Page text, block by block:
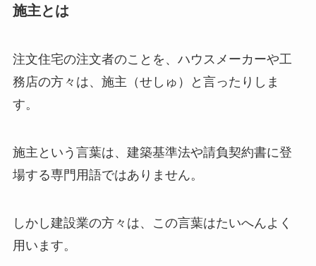
施主とは
注文住宅の注文者のことを、ハウスメーカーや工
務店の方々は、施主（せしゅ）と言ったりしま
す。
施主という言葉は、建築基準法や請負契約書に登
場する専門用語ではありません。
しかし建設業の方々は、この言葉はたいへんよく
用います。